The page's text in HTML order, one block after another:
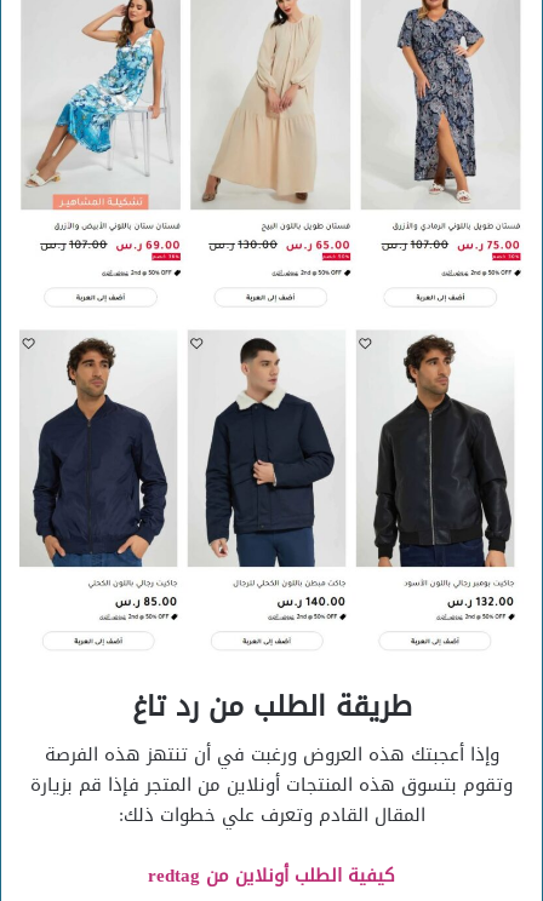
طريقة الطلب من رد تاغ
وإذا أعجبتك هذه العروض ورغبت في أن تنتهز هذه الفرصة
وتقوم بتسوق هذه المنتجات أونلاين من المتجر فإذا قم بزيارة
المقال القادم وتعرف علي خطوات ذلك:
كيفية الطلب أونلاين من redtag